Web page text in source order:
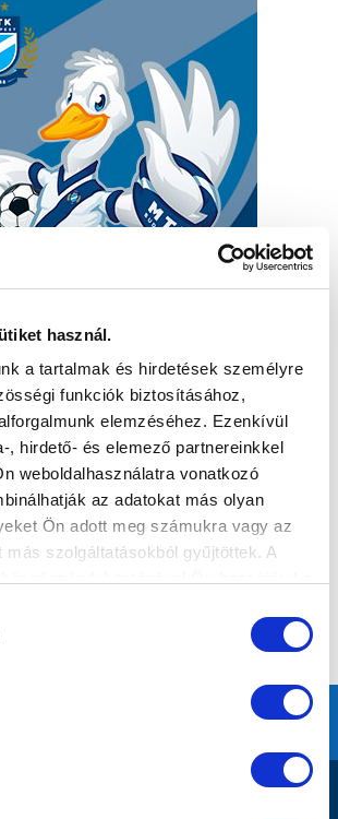
használ.
a tartalmak és hirdetések személyre
funkciók biztosításához,
elemzéséhez. Ezenkívül
, hirdető- és elemező partnereinkkel
weboldalhasználatra vonatkozó
az adatokat más olyan
Ön adott meg számukra vagy az
más szolgáltatásokból gyűjtöttek. A